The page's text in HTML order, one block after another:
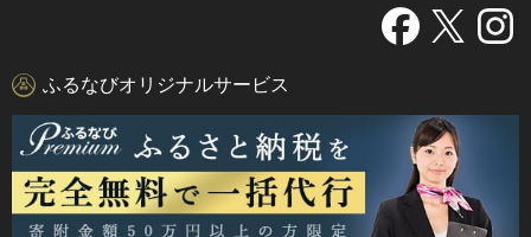
ふるなびオリジナルサービス